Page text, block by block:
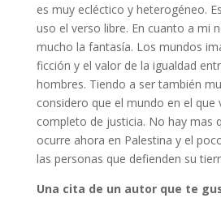
es muy ecléctico y heterogéneo.
uso el verso libre. En cuanto a mi
mucho la fantasía. Los mundos
ficción y el valor de la igualdad
hombres. Tiendo a ser también
considero que el mundo en el que
completo de justicia. No hay mas
ocurre ahora en Palestina y el
las personas que defienden su
Una cita de un autor que te